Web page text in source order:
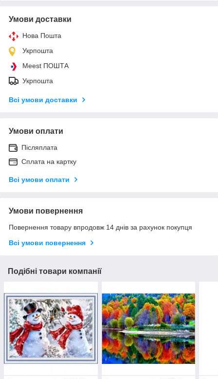
Умови доставки
Нова Пошта
Укрпошта
Meest ПОШТА
Укрпошта
Всі умови доставки
Умови оплати
Післяплата
Сплата на картку
Всі умови оплати
Умови повернення
Повернення товару впродовж 14 днів за рахунок покупця
Всі умови повернення
Подібні товари компанії